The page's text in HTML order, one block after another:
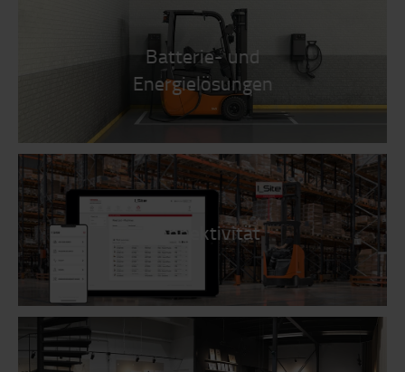
Batterie- und
Energielösungen
Konnektivität